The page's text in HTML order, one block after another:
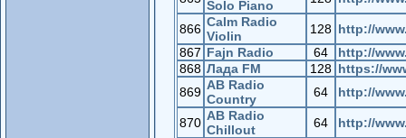
Solo Piano
866 Calm Radio
Violin
128 http://
867 Fajn Radio 64
http://
868 Лада FM 128 https://
869 AB Radio
Country
64 http://
870 AB Radio
Chillout
64 http://